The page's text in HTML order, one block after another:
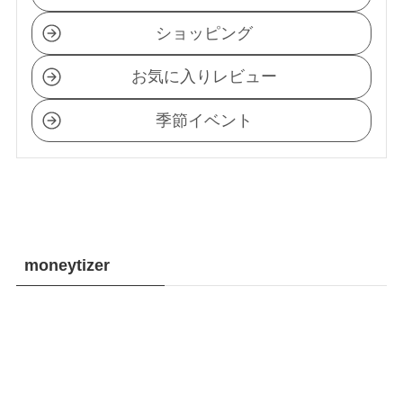
ショッピング
お気に入りレビュー
季節イベント
moneytizer